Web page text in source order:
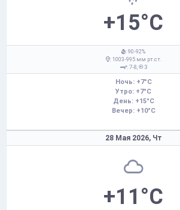
+15°C
: 90-92%
: 1003-995 мм рт.ст.
: 7-8,
З
Ночь: +7°C
Утро: +7°C
День: +15°C
Вечер: +10°C
28 Мая 2026, Чт
+11°C